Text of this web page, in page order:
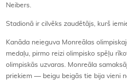
Neibers.
Stadionā ir cilvēks zaudētājs, kurš
Kanāda neieguva Monreālas
medaļu, pirmo reizi olimpisko spēļu
olimpiskās uzvaras. Monreāla
priekiem — beigu beigās tie bija vieni